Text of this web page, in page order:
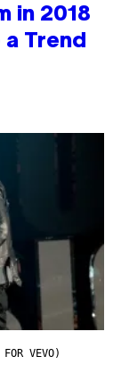
in 2018
Trend
VEVO)